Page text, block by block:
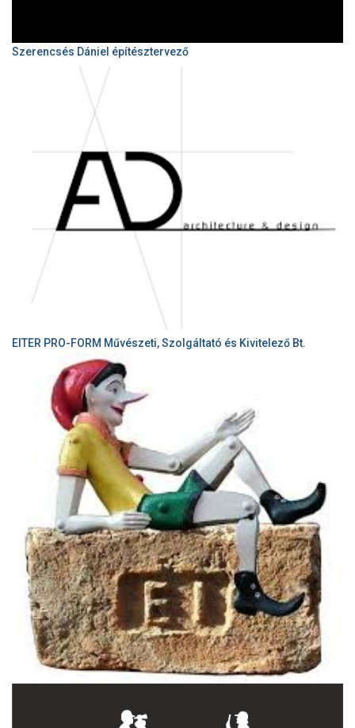
Szerencsés Dániel építésztervező
EITER PRO-FORM Művészeti, Szolgáltató és Kivitelező Bt.